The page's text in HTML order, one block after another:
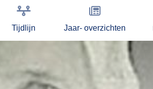
Tijdlijn Jaar- overzichten